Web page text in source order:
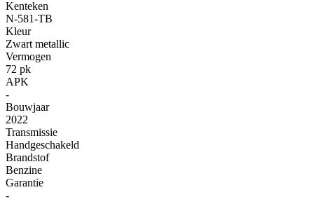
Kenteken
N-581-TB
Kleur
Zwart metallic
Vermogen
72 pk
APK
-
Bouwjaar
2022
Transmissie
Handgeschakeld
Brandstof
Benzine
Garantie
-